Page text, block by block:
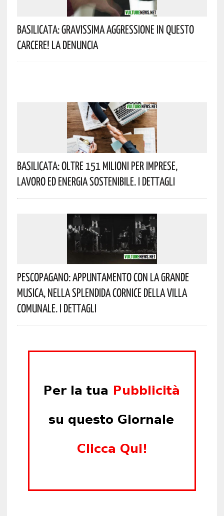
Basilicata: Gravissima Aggressione In Questo
Carcere! La Denuncia
Basilicata: Oltre 151 Milioni Per Imprese,
Lavoro Ed Energia Sostenibile. I Dettagli
Pescopagano: Appuntamento Con La Grande
Musica, Nella Splendida Cornice Della Villa
Comunale. I Dettagli